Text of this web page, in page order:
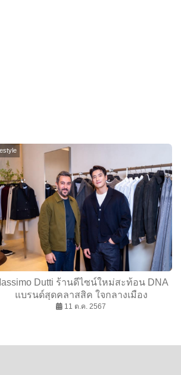
Dutti ร้านดีไซน์ใหม่สะท้อน DNA
แบรนด์สุดคลาสสิค ใจกลางเมือง
11 ต.ค. 2567